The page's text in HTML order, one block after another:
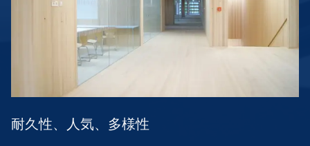
耐久性、人気、多様性